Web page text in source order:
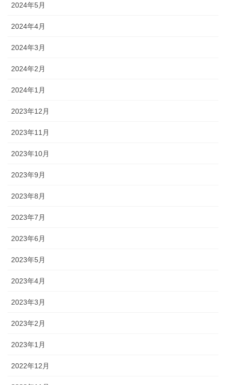
2024年5月
2024年4月
2024年3月
2024年2月
2024年1月
2023年12月
2023年11月
2023年10月
2023年9月
2023年8月
2023年7月
2023年6月
2023年5月
2023年4月
2023年3月
2023年2月
2023年1月
2022年12月